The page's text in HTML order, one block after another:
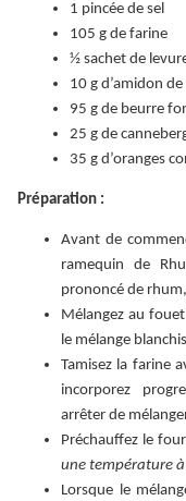
1 pincée de sel
105 g de farine
½ sachet de
10 g d’amidon de
95 g de beurre
25 g de
35 g d’oranges
Préparation :
Avant de
ramequin de
prononcé de
Mélangez au
le mélange
Tamisez la farine
incorporez
arrêter de
Préchauffez le
une température
Lorsque le